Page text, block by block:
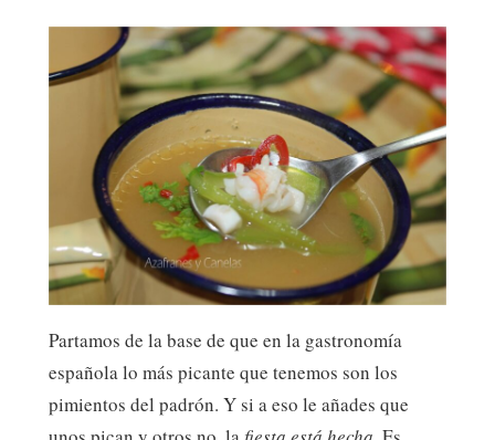
Partamos de la base de que en la gastronomía
española lo más picante que tenemos son los
pimientos del padrón. Y si a eso le añades que